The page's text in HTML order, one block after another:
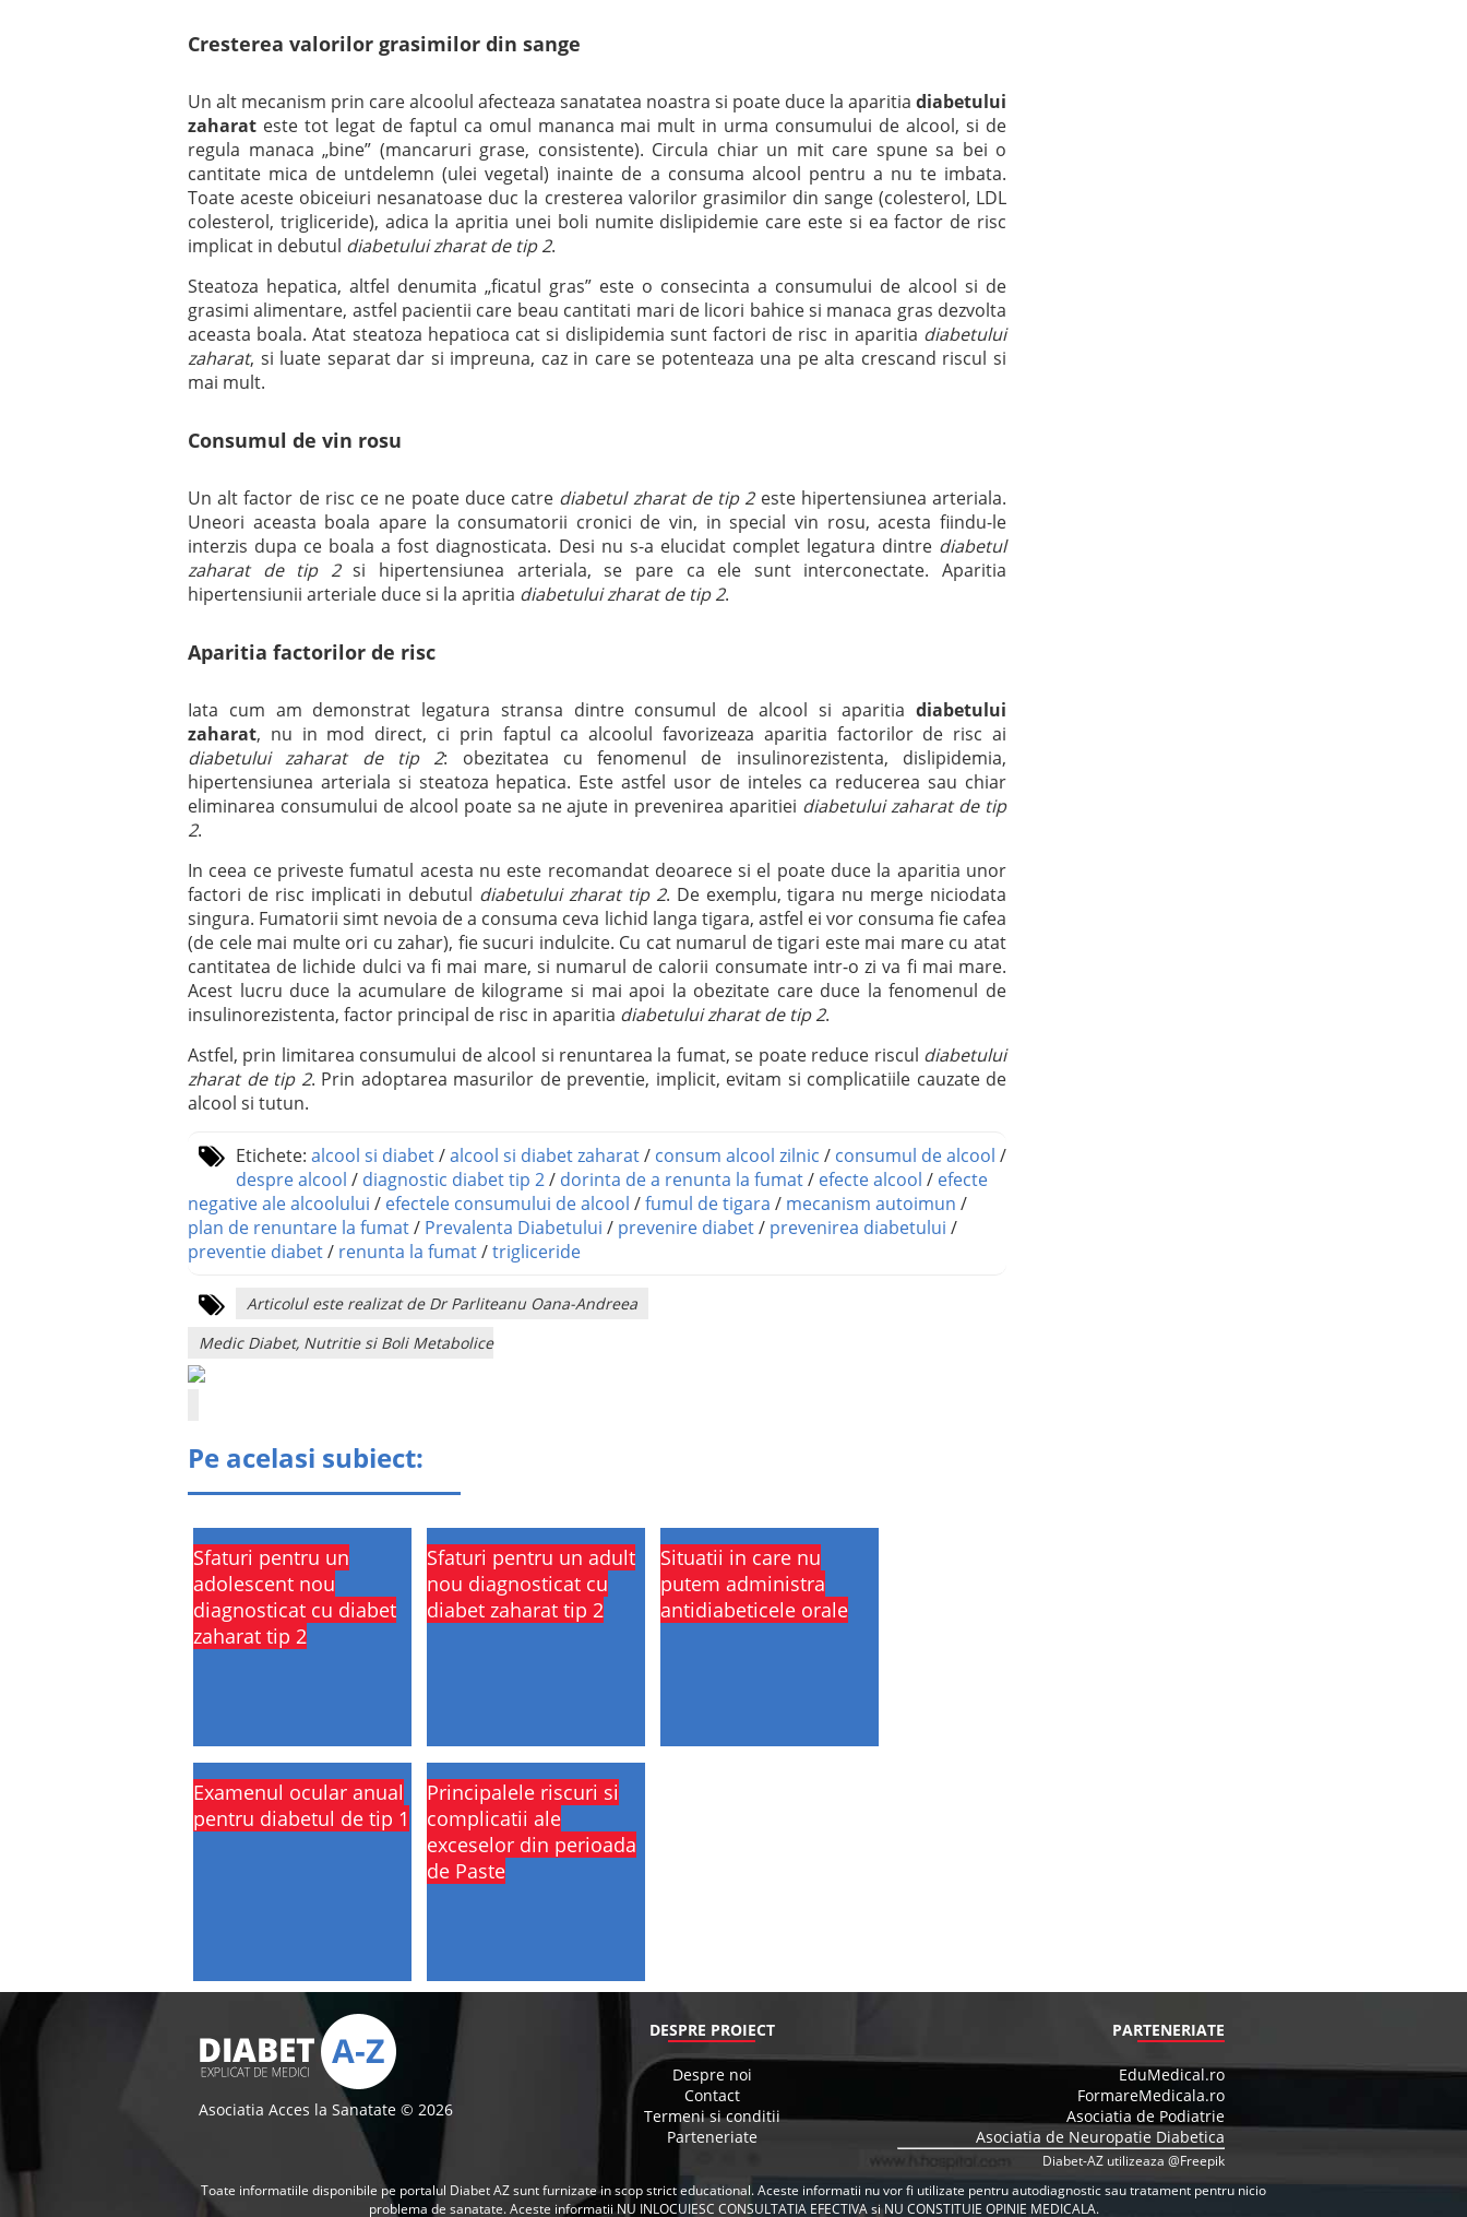
Cresterea valorilor grasimilor din sange
Un alt mecanism prin care alcoolul afecteaza sanatatea noastra si poate duce la aparitia diabetului
zaharat este tot legat de faptul ca omul mananca mai mult in urma consumului de alcool, si de
regula manaca „bine” (mancaruri grase, consistente). Circula chiar un mit care spune sa bei o
cantitate mica de untdelemn (ulei vegetal) inainte de a consuma alcool pentru a nu te imbata.
Toate aceste obiceiuri nesanatoase duc la cresterea valorilor grasimilor din sange (colesterol, LDL
colesterol, trigliceride), adica la apritia unei boli numite dislipidemie care este si ea factor de risc
implicat in debutul diabetului zharat de tip 2.
Steatoza hepatica, altfel denumita „ficatul gras” este o consecinta a consumului de alcool si de
grasimi alimentare, astfel pacientii care beau cantitati mari de licori bahice si manaca gras dezvolta
aceasta boala. Atat steatoza hepatioca cat si dislipidemia sunt factori de risc in aparitia diabetului
zaharat, si luate separat dar si impreuna, caz in care se potenteaza una pe alta crescand riscul si
mai mult.
Consumul de vin rosu
Un alt factor de risc ce ne poate duce catre diabetul zharat de tip 2este hipertensiunea arteriala.
Uneori aceasta boala apare la consumatorii cronici de vin, in special vin rosu, acesta fiindu-le
interzis dupa ce boala a fost diagnosticata. Desi nu s-a elucidat complet legatura dintre diabetul
zaharat de tip 2si hipertensiunea arteriala, se pare ca ele sunt interconectate. Aparitia
hipertensiunii arteriale duce si la apritia diabetului zharat de tip 2.
Aparitia factorilor de risc
Iata cum am demonstrat legatura stransa dintre consumul de alcool si aparitia diabetului
zaharat, nu in mod direct, ci prin faptul ca alcoolul favorizeaza aparitia factorilor de risc ai
diabetului zaharat de tip 2: obezitatea cu fenomenul de insulinorezistenta, dislipidemia,
hipertensiunea arteriala si steatoza hepatica. Este astfel usor de inteles ca reducerea sau chiar
eliminarea consumului de alcool poate sa ne ajute in prevenirea aparitiei diabetului zaharat de tip
2.
In ceea ce priveste fumatul acesta nu este recomandat deoarece si el poate duce la aparitia unor
factori de risc implicati in debutul diabetului zharat tip 2. De exemplu, tigara nu merge niciodata
singura. Fumatorii simt nevoia de a consuma ceva lichid langa tigara, astfel ei vor consuma fie cafea
(de cele mai multe ori cu zahar), fie sucuri indulcite. Cu cat numarul de tigari este mai mare cu atat
cantitatea de lichide dulci va fi mai mare, si numarul de calorii consumate intr-o zi va fi mai mare.
Acest lucru duce la acumulare de kilograme si mai apoi la obezitate care duce la fenomenul de
insulinorezistenta, factor principal de risc in aparitia diabetului zharat de tip 2.
Astfel, prin limitarea consumului de alcool si renuntarea la fumat, se poate reduce riscul diabetului
zharat de tip 2. Prin adoptarea masurilor de preventie, implicit, evitam si complicatiile cauzate de
alcool si tutun.
Etichete: alcool si diabet/alcool si diabet zaharat/ consum alcool zilnic / consumul de alcool /
despre alcool / diagnostic diabet tip 2/ dorinta de a renunta la fumat/ efecte alcool / efecte
negative ale alcoolului / efectele consumului de alcool /fumul de tigara / mecanism autoimun /
plan de renuntare la fumat/ Prevalenta Diabetului / prevenire diabet/ prevenirea diabetului /
preventie diabet/ renunta la fumat/trigliceride
Articolul este realizat de Dr Parliteanu Oana-Andreea
Medic Diabet, Nutritie si Boli Metabolice
Pe acelasi subiect:
Sfaturi pentru un
adolescent nou
diagnosticat cu diabet
zaharat tip 2
Sfaturi pentru un adult
nou diagnosticat cu
diabet zaharat tip 2
Situatii in care nu
putem administra
antidiabeticele orale
Examenul ocular anual
pentru diabetul de tip 1
Principalele riscuri si
complicatii ale
exceselor din perioada
de Paste
Asociatia Acces la Sanatate © 2026
DESPRE PROIECT
Despre noi
Contact
Termeni si conditii
Parteneriate
PARTENERIATE
EduMedical.ro
FormareMedicala.ro
Asociatia de Podiatrie
Asociatia de Neuropatie Diabetica
Diabet-AZ utilizeaza @Freepik
Toate informatiile disponibile pe portalul Diabet AZ sunt furnizate in scop strict educational. Aceste informatii nu vor fi utilizate pentru autodiagnostic sau tratament pentru nicio
problema de sanatate. Aceste informatii NU INLOCUIESC CONSULTATIA EFECTIVA si NU CONSTITUIE OPINIE MEDICALA.